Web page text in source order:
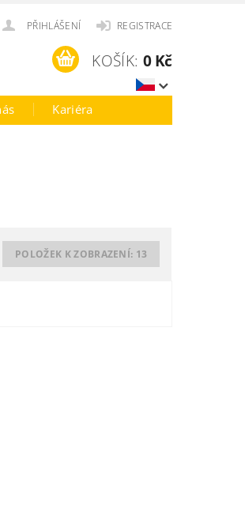
PŘIHLÁŠENÍ REGISTRACE
KOŠÍK: 0 Kč
Kariéra
POLOŽEK K ZOBRAZENÍ: 13